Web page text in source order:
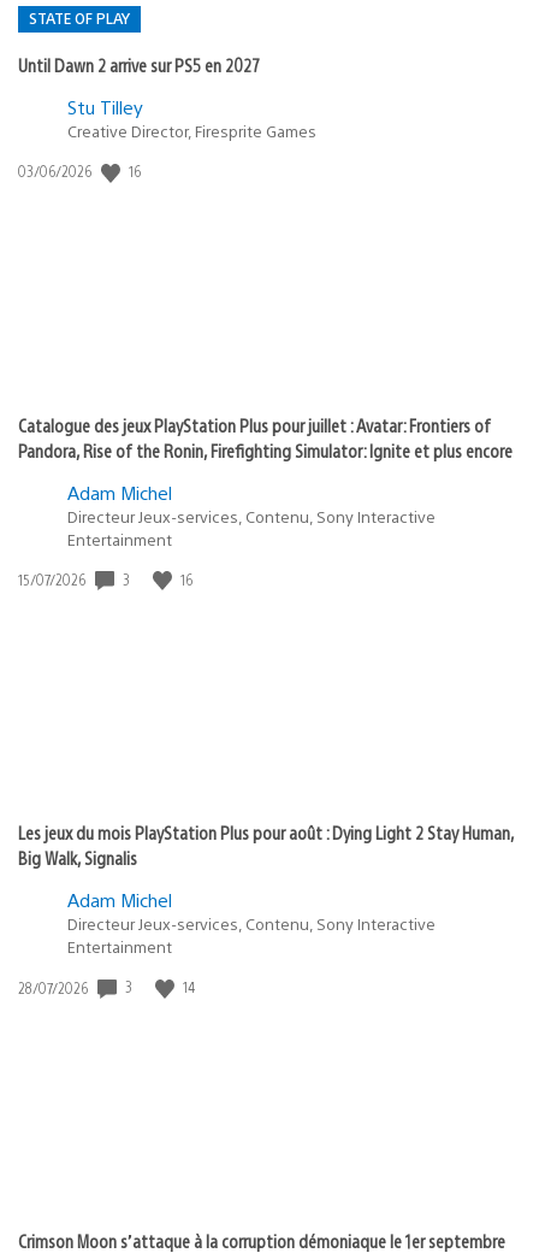
STATE OF PLAY
Until Dawn 2 arrive sur PS5 en 2027
Postée
:
Stu Tilley
Creative Director, Firesprite Games
Date
03/06/2026 16
Catalogue des jeux PlayStation Plus pour juillet : Avatar: Frontiers of
Pandora, Rise of the Ronin, Firefighting Simulator: Ignite et plus encore
Adam Michel
Directeur Jeux-services, Contenu, Sony Interactive
Entertainment
Date
15/07/2026 3 16
Les jeux du mois PlayStation Plus pour août : Dying Light 2 Stay Human,
Big Walk, Signalis
Adam Michel
Directeur Jeux-services, Contenu, Sony Interactive
Entertainment
Date
28/07/2026 3 14
Crimson Moon s’attaque à la corruption démoniaque le 1er septembre